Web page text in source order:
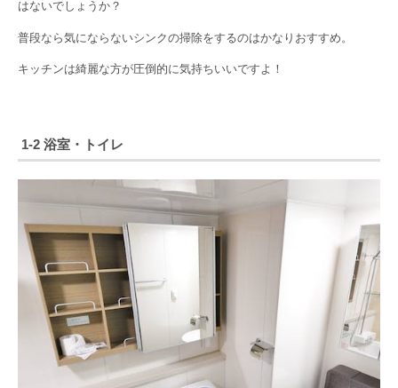
はないでしょうか？
普段なら気にならないシンクの掃除をするのはかなりおすすめ。
キッチンは綺麗な方が圧倒的に気持ちいいですよ！
1-2 浴室・トイレ